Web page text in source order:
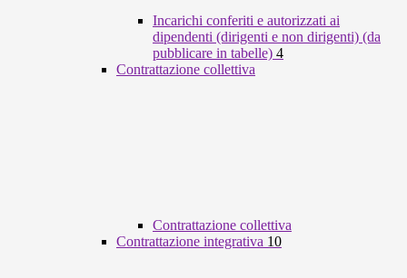
Incarichi conferiti e autorizzati ai
dipendenti (dirigenti e non dirigenti) (da
pubblicare in tabelle) 4
Contrattazione collettiva
Contrattazione collettiva
Contrattazione integrativa 10